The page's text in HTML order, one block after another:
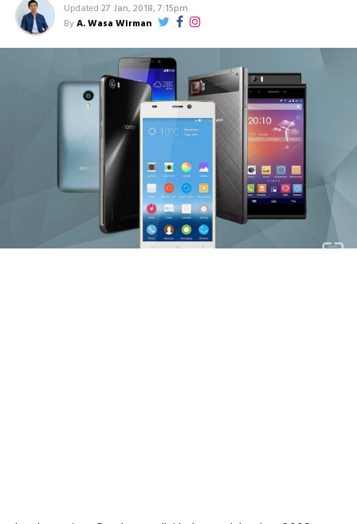
Updated 27 Jan, 2018, 7:15pm
ByA. Wasa Wirman